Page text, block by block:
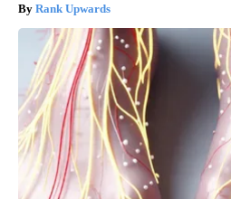
Rank Upwards